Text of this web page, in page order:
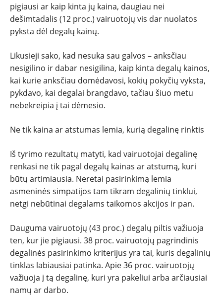
NAUDOTI
REPORTAŽAI
SPORTAS
PATARIMAI
ĮVAIRENYBĖS
pigiausi ar kaip kinta jų kaina, daugiau nei
dešimtadalis (12 proc.) vairuotojų vis dar nuolatos
pyksta dėl degalų kainų.
Likusieji sako, kad nesuka sau galvos – anksčiau
nesigilino ir dabar nesigilina, kaip kinta degalų kainos,
kai kurie anksčiau domėdavosi, kokių pokyčių vyksta,
pykdavo, kai degalai brangdavo, tačiau šiuo metu
nebekreipia į tai dėmesio.
Ne tik kaina ar atstumas lemia, kurią degalinę rinktis
Iš tyrimo rezultatų matyti, kad vairuotojai degalinę
renkasi ne tik pagal degalų kainas ar atstumą, kuri
būtų artimiausia. Neretai pasirinkimą lemia
asmeninės simpatijos tam tikram degalinių tinklui,
netgi nebūtinai degalams taikomos akcijos ir pan.
Dauguma vairuotojų (43 proc.) degalų piltis važiuoja
ten, kur jie pigiausi. 38 proc. vairuotojų pagrindinis
degalinės pasirinkimo kriterijus yra tai, kuris degalinių
tinklas labiausiai patinka. Apie 36 proc. vairuotojų
važiuoja į tą degalinę, kuri yra pakeliui arba arčiausiai
namų ar darbo.